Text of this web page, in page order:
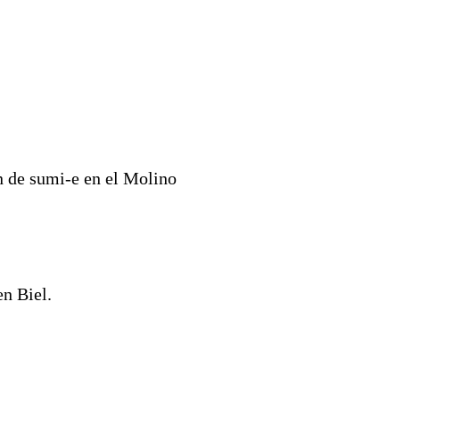
de sumi-e en el Molino
Biel.